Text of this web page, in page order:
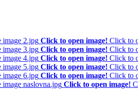
Click to open image! Click to
Click to open image! Click to
Click to open image! Click to
Click to open image! Click to
Click to open image! Click to
Click to open image!